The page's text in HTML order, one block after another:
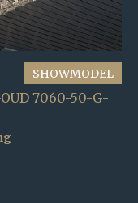
SHOWMODEL
7060-50-G-